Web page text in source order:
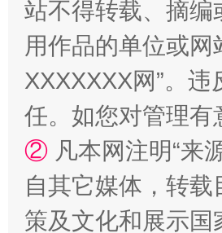
站不得转载、摘
用作品的单位或
XXXXXXX网”。
任。如您对管理
② 凡本网注明“来
自其它媒体，转
策及文化和展示